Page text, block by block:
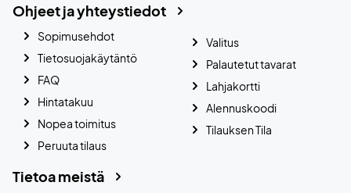
Ohjeet ja yhteystiedot
Sopimusehdot
Tietosuojakäytäntö
FAQ
Hintatakuu
Nopea toimitus
Peruuta tilaus
Valitus
Palautetut tavarat
Lahjakortti
Alennuskoodi
Tilauksen Tila
Tietoa meistä